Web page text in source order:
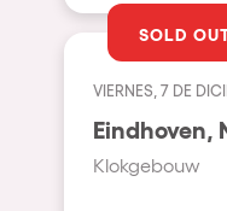
Cairo
Novalja
Rowlympic
Príncipe
From lost
SOLD
VIERNES, 7 DE
Klokgebouw